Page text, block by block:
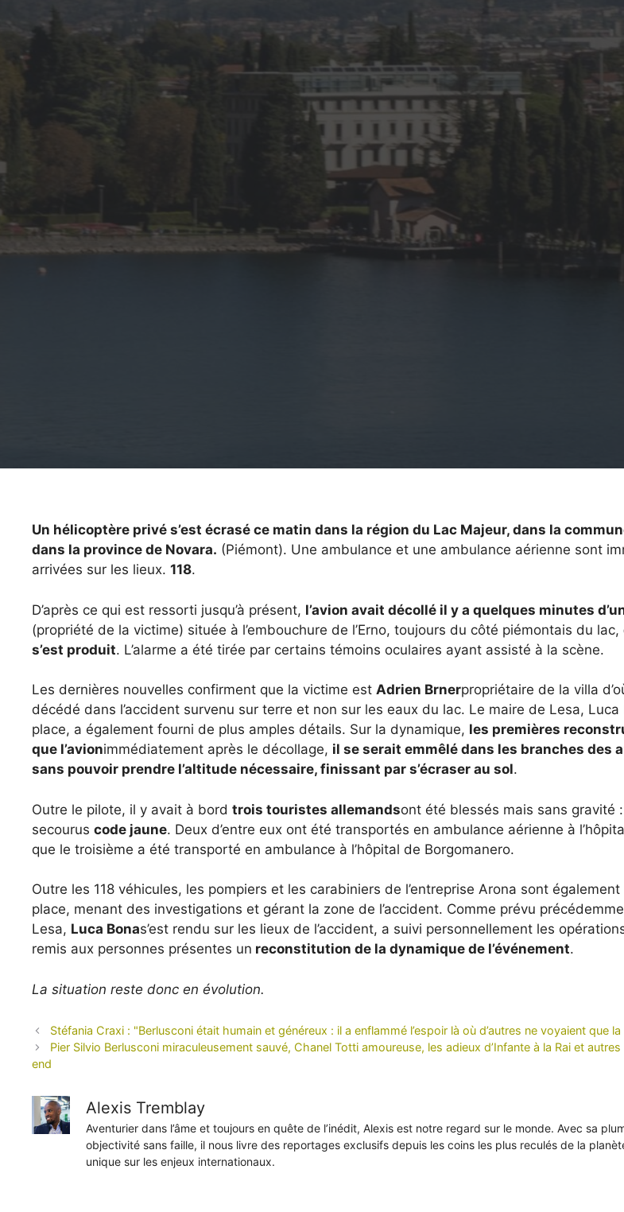
Un hélicoptère privé s’est écrasé ce matin dans la région du Lac Majeur, dans la
dans la province de Novara. (Piémont). Une ambulance et une ambulance aérienne sont
arrivées sur les lieux. 118.
D’après ce qui est ressorti jusqu’à présent, l’avion avait décollé il y a quelques minutes
(propriété de la victime) située à l’embouchure de l’Erno, toujours du côté piémontais du lac,
s’est produit. L’alarme a été tirée par certains témoins oculaires ayant assisté à la scène.
Les dernières nouvelles confirment que la victime est Adrien Brnerpropriétaire de la villa
décédé dans l’accident survenu sur terre et non sur les eaux du lac. Le maire de Lesa,
place, a également fourni de plus amples détails. Sur la dynamique, les premières
que l’avionimmédiatement après le décollage, il se serait emmêlé dans les branches des
sans pouvoir prendre l’altitude nécessaire, finissant par s’écraser au sol.
Outre le pilote, il y avait à bord trois touristes allemandsont été blessés mais sans gravité
secourus code jaune. Deux d’entre eux ont été transportés en ambulance aérienne à
que le troisième a été transporté en ambulance à l’hôpital de Borgomanero.
Outre les 118 véhicules, les pompiers et les carabiniers de l’entreprise Arona sont
place, menant des investigations et gérant la zone de l’accident. Comme prévu
Lesa, Luca Bonas’est rendu sur les lieux de l’accident, a suivi personnellement les
remis aux personnes présentes un reconstitution de la dynamique de l’événement.
La situation reste donc en évolution.
Stéfania Craxi : "Berlusconi était humain et généreux : il a enflammé l’espoir là où d’autres ne voyaient que
Pier Silvio Berlusconi miraculeusement sauvé, Chanel Totti amoureuse, les adieux d’Infante à la Rai et
end
Alexis Tremblay
Aventurier dans l’âme et toujours en quête de l’inédit, Alexis est notre regard sur le monde. Avec sa
objectivité sans faille, il nous livre des reportages exclusifs depuis les coins les plus reculés de la
unique sur les enjeux internationaux.